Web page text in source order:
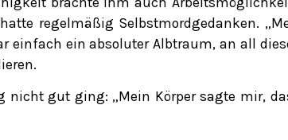
regelmäßig Selbstmordgedanken.
einfach ein absoluter Albtraum, an all
nicht gut ging: „Mein Körper sagte mir,